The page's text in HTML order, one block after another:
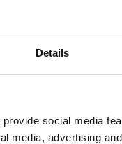
Details
social media
media, advertising
28,95
83,70
62,95